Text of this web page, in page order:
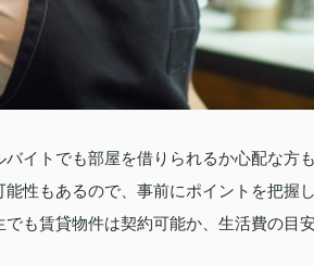
イトでも部屋を借りられるか心配な方
性もあるので、事前にポイントを把握
も賃貸物件は契約可能か、生活費の目